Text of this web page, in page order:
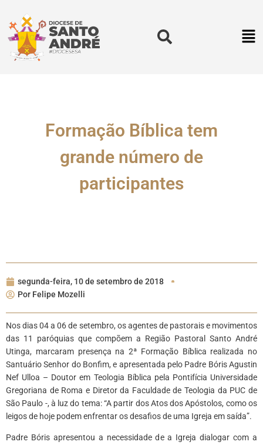
Formação Bíblica tem
grande número de
participantes
segunda-feira, 10 de setembro de 2018
Por Felipe Mozelli
Nos dias 04 a 06 de setembro, os agentes de pastorais e movimentos
das 11 paróquias que compõem a Região Pastoral Santo André
Utinga, marcaram presença na 2ª Formação Bíblica realizada no
Santuário Senhor do Bonfim, e apresentada pelo Padre Bóris Agustin
Nef Ulloa – Doutor em Teologia Bíblica pela Pontifícia Universidade
Gregoriana de Roma e Diretor da Faculdade de Teologia da PUC de
São Paulo -, à luz do tema: “A partir dos Atos dos Apóstolos, como os
leigos de hoje podem enfrentar os desafios de uma Igreja em saída”.
Padre Bóris apresentou a necessidade de a Igreja dialogar com a